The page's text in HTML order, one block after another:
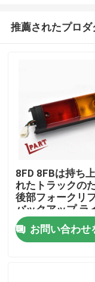
ホーム
推薦されたプロダ
8FD 8FBは持ち
れたトラックの
後部フォークリ
バックアップ ラ
導いた
お問い合わせ